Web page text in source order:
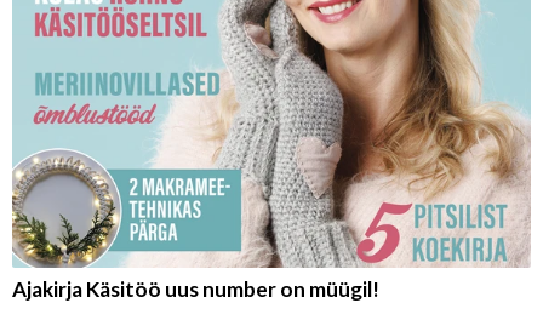
Ajakirja Käsitöö uus number on müügil!